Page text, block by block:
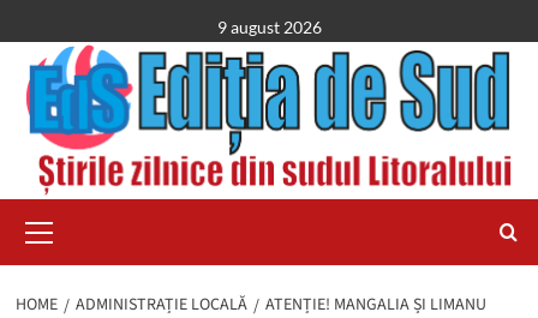
to
content
9 august 2026
Menu
HOME ADMINISTRAȚIE LOCALĂ
ATENȚIE! MANGALIA ȘI LIMANU